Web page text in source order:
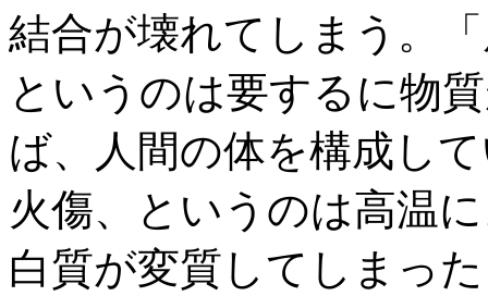
結合が壊れてしまう。
というのは要するに物
ば、人間の体を構成し
火傷、というのは高温
白質が変質してしまっ